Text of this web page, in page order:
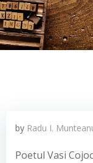
by Radu I.
Poetul Vasi